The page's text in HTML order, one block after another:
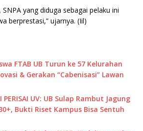
SNPA yang diduga sebagai pelaku ini
berprestasi,” ujarnya. (Iil)
FTAB UB Turun ke 57 Kelurahan
& Gerakan “Cabenisasi” Lawan
PERISAI UV: UB Sulap Rambut Jagung
Bukti Riset Kampus Bisa Sentuh